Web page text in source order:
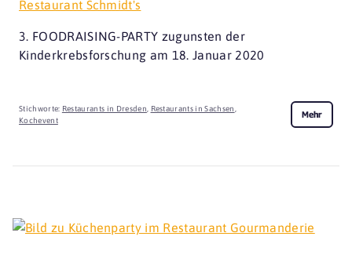
Restaurant Schmidt's
3. FOODRAISING-PARTY zugunsten der
Kinderkrebsforschung am 18. Januar 2020
Stichworte: Restaurants in Dresden, Restaurants in Sachsen,
Kochevent
Mehr